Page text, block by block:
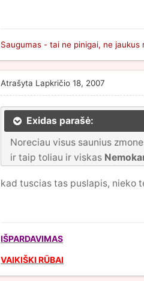
Saugumas - tai ne pinigai, ne
Atrašyta Lapkričio 18, 2007
Exidas parašė:
Noreciau visus saunius
ir taip toliau ir viskas
kad tuscias tas puslapis, nieko
IŠPARDAVIMAS
VAIKIŠKI RŪBAI